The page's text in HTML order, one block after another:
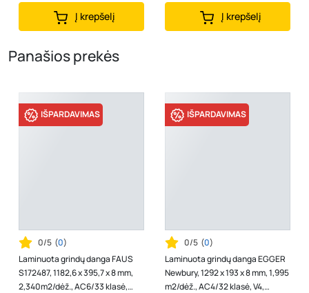
Į krepšelį Į krepšelį
Panašios prekės
IŠPARDAVIMAS
0/5 (0)
Laminuota grindų danga FAUS
S172487, 1182,6 x 395,7 x 8 mm,
2,340m2/dėž., AC6/33 klasė,
IŠPARDAVIMAS
0/5 (0)
Laminuota grindų danga EGGER
Newbury, 1292 x 193 x 8 mm, 1,995
m2/dėž., AC4/32 klasė, V4,